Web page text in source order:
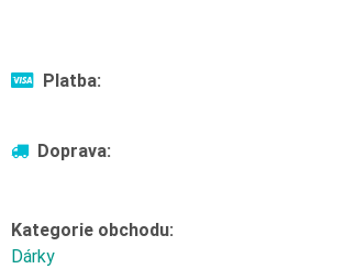
Platba:
Doprava:
Kategorie obchodu:
Dárky